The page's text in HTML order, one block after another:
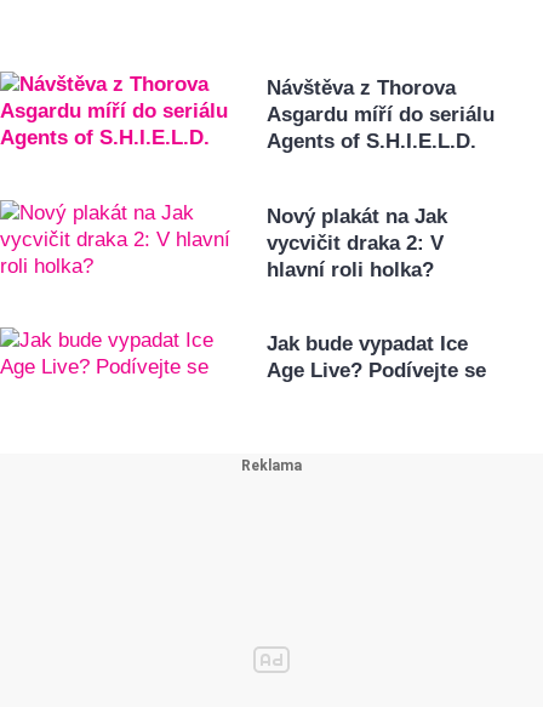
Návštěva z Thorova
Asgardu míří do seriálu
Agents of S.H.I.E.L.D.
Nový plakát na Jak
vycvičit draka 2: V
hlavní roli holka?
Jak bude vypadat Ice
Age Live? Podívejte se